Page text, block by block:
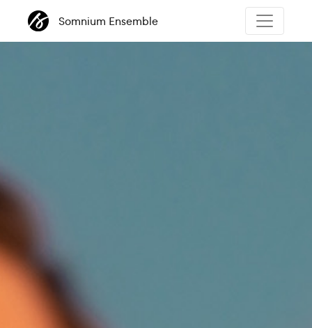
Somnium Ensemble